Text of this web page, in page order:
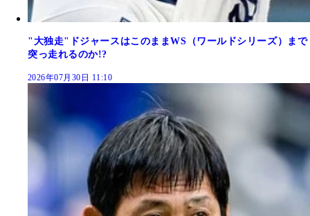
"大独走"ドジャースはこのままWS（ワールドシリーズ）まで
突っ走れるのか!?
2026年07月30日 11:10